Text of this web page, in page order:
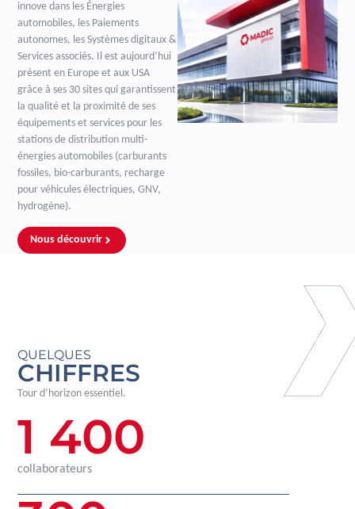
innove dans les Énergies
automobiles, les Paiements
autonomes, les Systèmes digitaux &
Services associés. Il est aujourd’hui
présent en Europe et aux USA
grâce à ses 30 sites qui garantissent
la qualité et la proximité de ses
équipements et services pour les
stations de distribution multi-
énergies automobiles (carburants
fossiles, bio-carburants, recharge
pour véhicules électriques, GNV,
hydrogène).
Nous découvrir
QUELQUES
CHIFFRES
Tour d’horizon essentiel.
collaborateurs
1 400